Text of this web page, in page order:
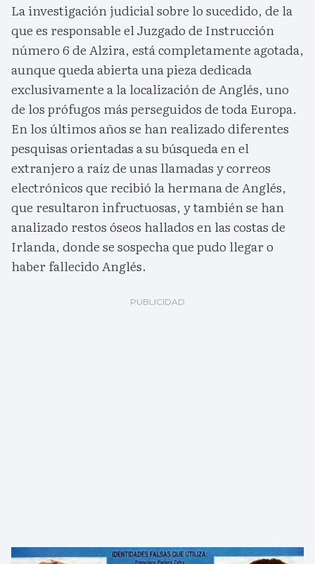
La investigación judicial sobre lo sucedido, de la
que es responsable el Juzgado de Instrucción
número 6 de Alzira, está completamente agotada,
aunque queda abierta una pieza dedicada
exclusivamente a la localización de Anglés, uno
de los prófugos más perseguidos de toda Europa.
En los últimos años se han realizado diferentes
pesquisas orientadas a su búsqueda en el
extranjero a raíz de unas llamadas y correos
electrónicos que recibió la hermana de Anglés,
que resultaron infructuosas, y también se han
analizado restos óseos hallados en las costas de
Irlanda, donde se sospecha que pudo llegar o
haber fallecido Anglés.